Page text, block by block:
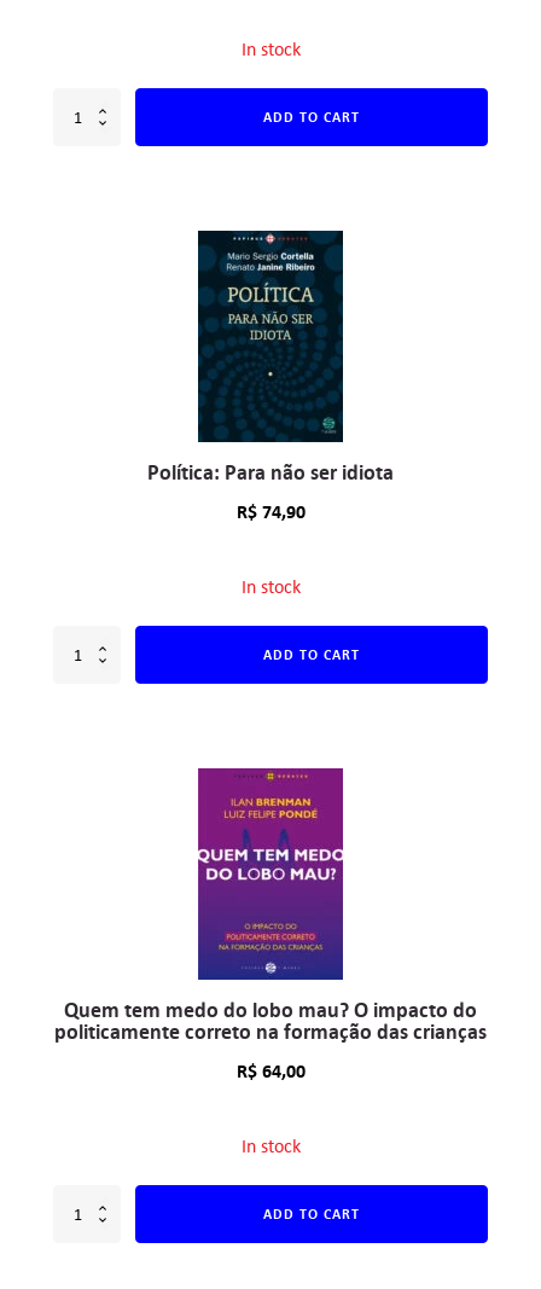
In stock
ADD TO CART
Política: Para não ser idiota
R$74,90
In stock
ADD TO CART
Quem tem medo do lobo mau? O impacto do
politicamente correto na formação das crianças
R$64,00
In stock
ADD TO CART